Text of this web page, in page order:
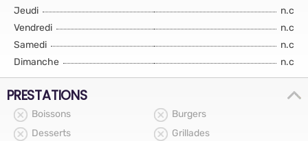
Jeudi
n.c
Vendredi
n.c
Samedi
n.c
Dimanche
n.c
PRESTATIONS
Boissons
Burgers
Desserts
Grillades